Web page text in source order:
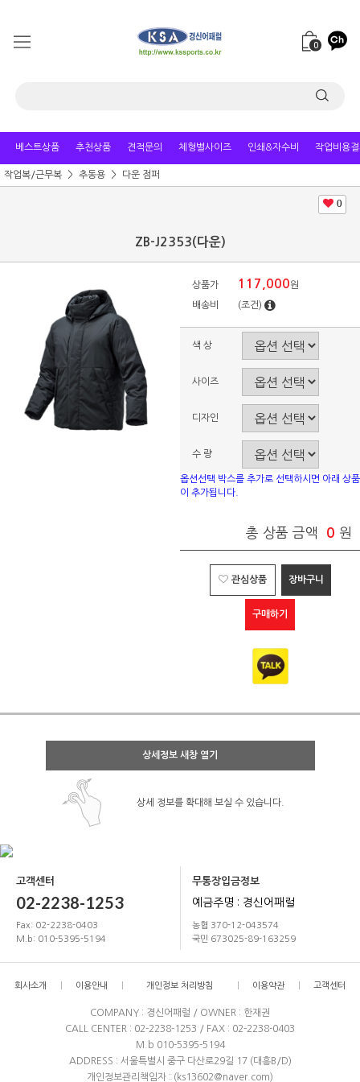
0
베스트상품 추천상품 견적문의 체형별사이즈 인쇄&자수비 작업비용
작업복/근무복 추동용 다운 점퍼
0
ZB-J2353(다운)
상품가 117,000원
배송비 (조건)
색 상
사이즈
디자인
수 량
옵션선택 박스를 추가로 선택하시면 아래 상품
이 추가됩니다.
총 상품 금액 0 원
관심상품 장바구니
구매하기
상세정보 새창 열기
상세 정보를 확대해 보실 수 있습니다.
고객센터
02-2238-1253
Fax: 02-2238-0403
M.b: 010-5395-5194
무통장입금정보
예금주명 : 경신어패럴
농협 370-12-043574
국민 673025-89-163259
회사소개 이용안내 개인정보 처리방침 이용약관 고객센터
COMPANY : 경신어패럴 / OWNER : 한재권
CALL CENTER : 02-2238-1253 / FAX : 02-2238-0403
M.b 010-5395-5194
ADDRESS : 서울특별시 중구 다산로29길 17 (대흥B/D)
개인정보관리책임자 : (ks13602@naver.com)